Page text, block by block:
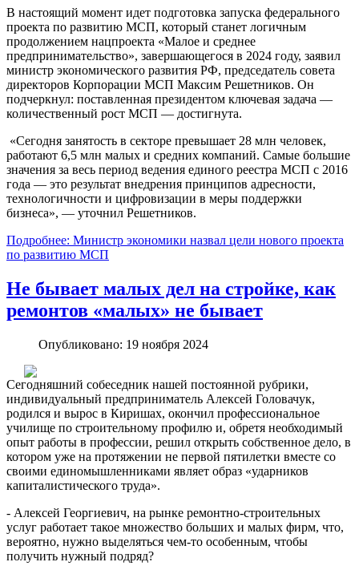
В настоящий момент идет подготовка запуска федерального
проекта по развитию МСП, который станет логичным
продолжением нацпроекта «Малое и среднее
предпринимательство», завершающегося в 2024 году, заявил
министр экономического развития РФ, председатель совета
директоров Корпорации МСП Максим Решетников. Он
подчеркнул: поставленная президентом ключевая задача —
количественный рост МСП — достигнута.
«Сегодня занятость в секторе превышает 28 млн человек,
работают 6,5 млн малых и средних компаний. Самые большие
значения за весь период ведения единого реестра МСП с 2016
года — это результат внедрения принципов адресности,
технологичности и цифровизации в меры поддержки
бизнеса», — уточнил Решетников.
Подробнее: Министр экономики назвал цели нового проекта
по развитию МСП
Не бывает малых дел на стройке, как
ремонтов «малых» не бывает
Опубликовано: 19 ноября 2024
Сегодняшний собеседник нашей постоянной рубрики,
индивидуальный предприниматель Алексей Головачук,
родился и вырос в Киришах, окончил профессиональное
училище по строительному профилю и, обретя необходимый
опыт работы в профессии, решил открыть собственное дело, в
котором уже на протяжении не первой пятилетки вместе со
своими единомышленниками являет образ «ударников
капиталистического труда».
- Алексей Георгиевич, на рынке ремонтно-строительных
услуг работает такое множество больших и малых фирм, что,
вероятно, нужно выделяться чем-то особенным, чтобы
получить нужный подряд?